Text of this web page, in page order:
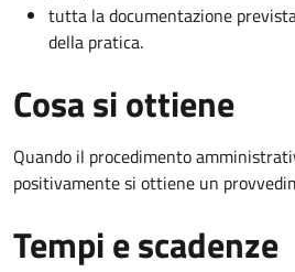
tutta la documentazione
della pratica.
Cosa si ottiene
Quando il procedimento
positivamente si ottiene un
Tempi e scadenze